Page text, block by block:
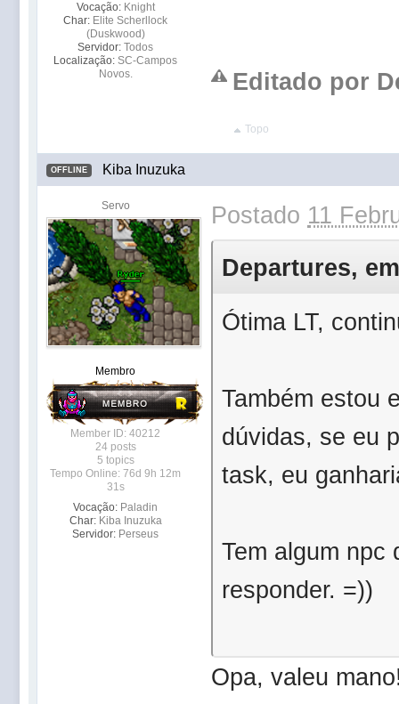
Vocação: Knight
Char: Elite Scherllock
(Duskwood)
Servidor: Todos
Localização: SC-Campos
Novos.
Editado por
Topo
OFFLINE Kiba Inuzuka
Servo
Membro
Member ID: 40212
24 posts
5 topics
Tempo Online: 76d 9h 12m
31s
Vocação: Paladin
Char: Kiba Inuzuka
Servidor: Perseus
Postado 11
Departures,
Ótima LT,
Também estou
dúvidas, se eu
task, eu
Tem algum npc
responder. =))
Opa, valeu